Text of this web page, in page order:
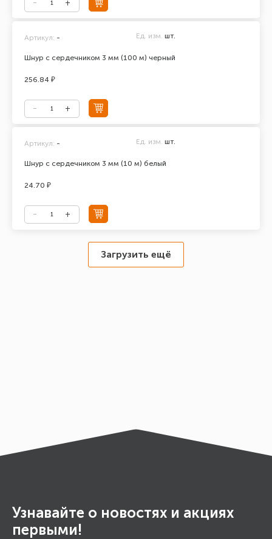
Шнур с сердечником 3 мм (100 м) черный
Артикул: - Ед. изм. шт.
256.84 ₽
Шнур с сердечником 3 мм (10 м) белый
Артикул: - Ед. изм. шт.
24.70 ₽
Загрузить ещё
Узнавайте о новостях и акциях
первыми!